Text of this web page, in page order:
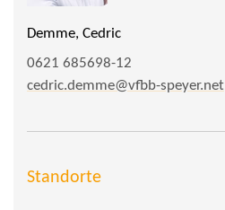
Demme, Cedric
0621 685698-12
cedric.demme@vfbb-speyer.net
Standorte